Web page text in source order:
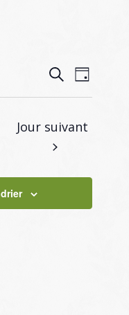
et
de
vues
Recherche
de
vues
Jour
Jour suivant